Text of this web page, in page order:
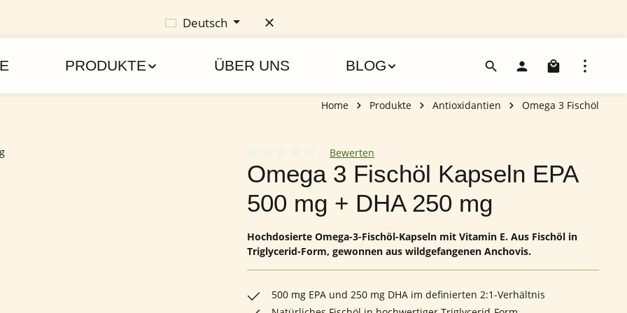
Deutsch
PRODUKTE ÜBER UNS BLOG
Home Produkte Antioxidantien Omega 3 Fischöl
Durchschnittliche Bewertung von 0 von 5 Sternen
Bewerten
Omega 3 Fischöl Kapseln EPA
500 mg + DHA 250 mg
Hochdosierte Omega-3-Fischöl-Kapseln mit Vitamin E. Aus Fischöl in
Triglycerid-Form, gewonnen aus wildgefangenen Anchovis.
500 mg EPA und 250 mg DHA im definierten 2:1-Verhältnis